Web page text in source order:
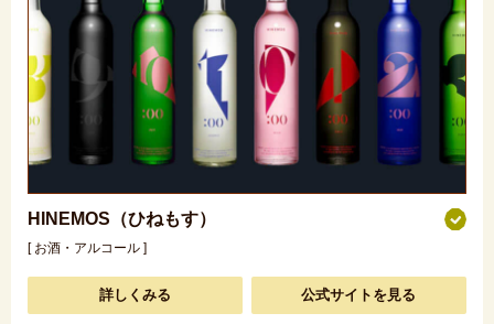
HINEMOS（ひねもす）
[ お酒・アルコール ]
詳しくみる 公式サイトを見る